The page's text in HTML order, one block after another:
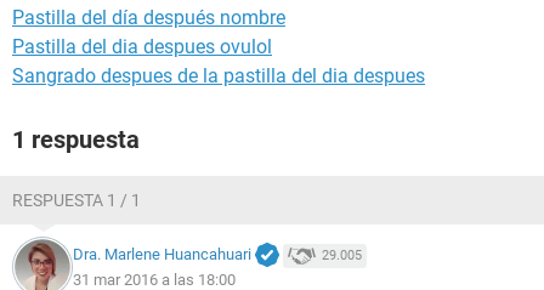
Pastilla del día después nombre
Pastilla del dia despues ovulol
Sangrado despues de la pastilla del dia despues
1 respuesta
RESPUESTA 1 / 1
Dra. Marlene Huancahuari 29.005
31 mar 2016 a las 18:00